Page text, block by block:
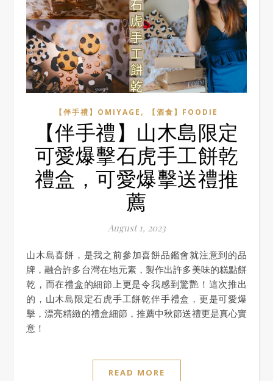
【伴手禮】OMIYAGE , 【酒食】FOODIE
【伴手禮】山木島限定
可愛爆擊石虎手工餅乾
禮盒，可愛爆擊送禮推
薦
August 1, 2023
山木島喜餅，是我之前參加喜餅品鑑會就注意到的品
牌，融合許多台灣在地元素，製作出許多美味的糕點餅
乾，而在禮盒的細節上更是令我感到驚艷！這次推出
的，山木島限定石虎手工餅乾伴手禮盒，更是可愛爆
擊，漂亮精緻的禮盒細節，推薦中秋節送禮更是真心實
意！
READ MORE